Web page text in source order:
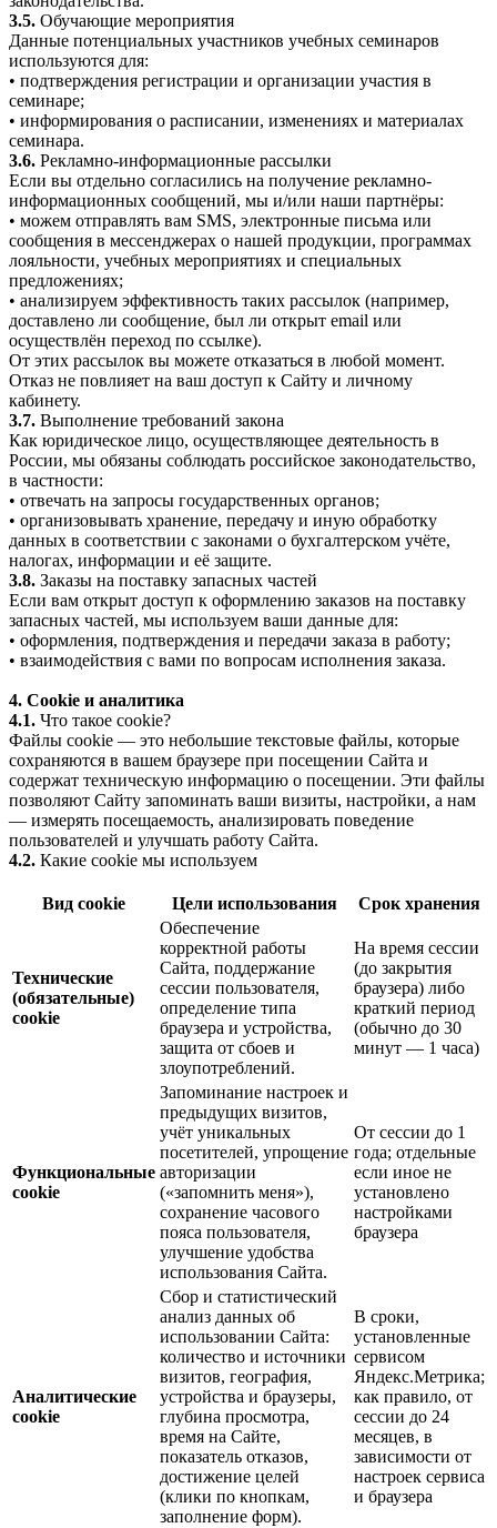
3.5. Обучающие мероприятия
Данные потенциальных участников учебных семинаров
используются для:
• подтверждения регистрации и организации участия в
семинаре;
• информирования о расписании, изменениях и материалах
семинара.
3.6. Рекламно-информационные рассылки
Если вы отдельно согласились на получение рекламно-
информационных сообщений, мы и/или наши партнёры:
• можем отправлять вам SMS, электронные письма или
сообщения в мессенджерах о нашей продукции, программах
лояльности, учебных мероприятиях и специальных
предложениях;
• анализируем эффективность таких рассылок (например,
доставлено ли сообщение, был ли открыт email или
осуществлён переход по ссылке).
От этих рассылок вы можете отказаться в любой момент.
Отказ не повлияет на ваш доступ к Сайту и личному
кабинету.
3.7. Выполнение требований закона
Как юридическое лицо, осуществляющее деятельность в
России, мы обязаны соблюдать российское законодательство,
в частности:
• отвечать на запросы государственных органов;
• организовывать хранение, передачу и иную обработку
данных в соответствии с законами о бухгалтерском учёте,
налогах, информации и её защите.
3.8. Заказы на поставку запасных частей
Если вам открыт доступ к оформлению заказов на поставку
запасных частей, мы используем ваши данные для:
• оформления, подтверждения и передачи заказа в работу;
• взаимодействия с вами по вопросам исполнения заказа.
4. Cookie и аналитика
4.1. Что такое cookie?
Файлы cookie — это небольшие текстовые файлы, которые
сохраняются в вашем браузере при посещении Сайта и
содержат техническую информацию о посещении. Эти файлы
позволяют Сайту запоминать ваши визиты, настройки, а нам
— измерять посещаемость, анализировать поведение
пользователей и улучшать работу Сайта.
4.2. Какие cookie мы используем
Вид cookie Цели использования Срок хранения
Технические
(обязательные)
cookie
Обеспечение
корректной работы
Сайта, поддержание
сессии пользователя,
определение типа
браузера и устройства,
защита от сбоев и
злоупотреблений.
На время сессии
(до закрытия
браузера) либо
краткий период
(обычно до 30
минут — 1 часа)
Функциональные
cookie
Запоминание настроек и
предыдущих визитов,
учёт уникальных
посетителей, упрощение
авторизации
(«запомнить меня»),
сохранение часового
пояса пользователя,
улучшение удобства
использования Сайта.
От сессии до 1
года; отдельные
если иное не
установлено
настройками
браузера
Аналитические
cookie
Сбор и статистический
анализ данных об
использовании Сайта:
количество и источники
визитов, география,
устройства и браузеры,
глубина просмотра,
время на Сайте,
показатель отказов,
достижение целей
(клики по кнопкам,
заполнение форм).
В сроки,
установленные
сервисом
Яндекс.Метрика;
как правило, от
сессии до 24
месяцев, в
зависимости от
настроек сервиса
и браузера